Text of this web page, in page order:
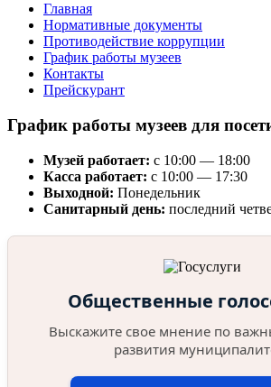
Главная
Нормативные документы
Противодействие коррупции
График работы музеев
Контакты
Прейскурант
График работы музеев для
Музей работает: с 10:00 — 18:00
Касса работает: с 10:00 — 17:30
Выходной: Понедельник
Санитарный день: последний
Общественные
Выскажите свое мнение по
развития